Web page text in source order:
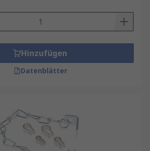
Hinzufügen
Datenblätter